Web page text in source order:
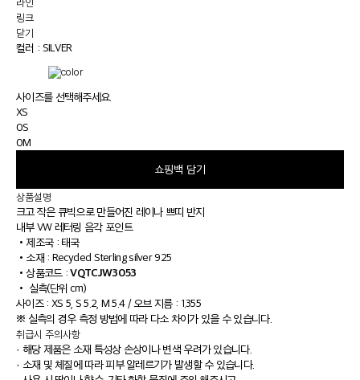
라인
링크
닫기
컬러 : SILVER
사이즈를 선택해주세요.
XS
0S
0M
쇼핑백 담기
상품설명
크고 작은 큐빅으로 만들어진 레이나 쁘띠 반지
내부 VW 레터링 음각 포인트
• 제조국 : 태국
• 소재 : Recycled Sterling silver 925
•상품코드 :VQTCJW3053
• 실측(단위 cm)
사이즈 : XS 5, S 5.2, M 5.4 / 오브 지름 : 1.355
※ 실측의 경우 측정 방법에 따라 다소 차이가 있을 수 있습니다.
취급시 주의사항
· 해당 제품은 소재 특성상 손상이나 변색 우려가 있습니다.
· 소재 및 체질에 따라 피부 알레르기가 발생할 수 있습니다.